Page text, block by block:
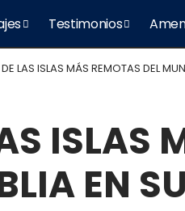
Testimonios
LAS ISLAS MÁS REMOTAS DEL
ISLAS
EN